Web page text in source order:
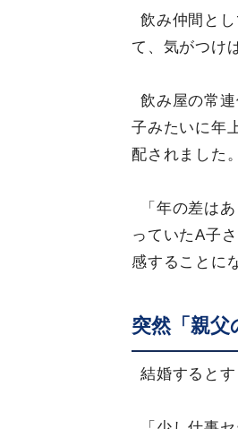
飲み仲間と
て、気がつけ
飲み屋の常
子みたいに年
配されました。
「年の差は
っていたA子
感することに
突然「親父
結婚すると